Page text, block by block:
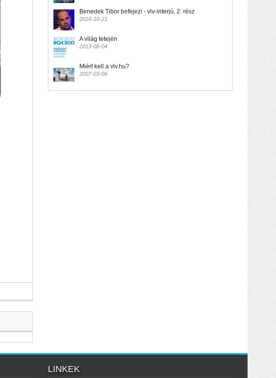
Benedek Tibor befejezi - vlv-interjú, 2. rész
2016-10-21
A világ tetején
2013-08-04
Miért kell a vlv.hu?
2007-03-06
LINKEK